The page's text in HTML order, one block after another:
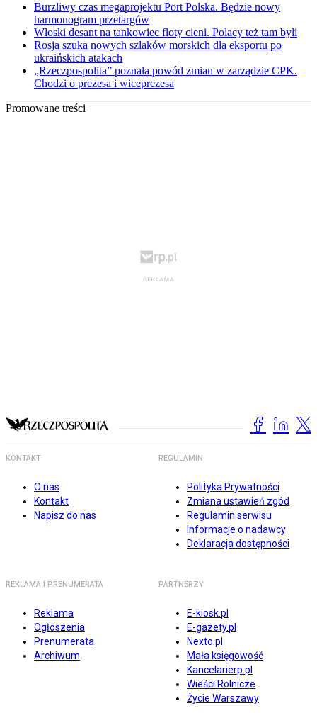
Burzliwy czas megaprojektu Port Polska. Będzie nowy
harmonogram przetargów
Włoski desant na tankowiec floty cieni. Polacy też tam byli
Rosja szuka nowych szlaków morskich dla eksportu po
ukraińskich atakach
„Rzeczpospolita” poznała powód zmian w zarządzie CPK.
Chodzi o prezesa i wiceprezesa
Promowane treści
KONTAKT
O nas
Kontakt
Napisz do nas
REGULAMIN
Polityka Prywatności
Zmiana ustawień zgód
Regulamin serwisu
Informacje o nadawcy
Deklaracja dostępności
REKLAMA I PRENUMERATA
Reklama
Ogłoszenia
Prenumerata
Archiwum
PARTNERZY
E-kiosk.pl
E-gazety.pl
Nexto.pl
Mała księgowość
Kancelarierp.pl
Wieści Rolnicze
Życie Warszawy